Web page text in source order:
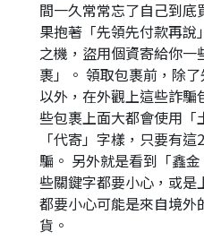
間一久常常忘了自己到
果抱著「先領先付款再
之機，盜用個資寄給你
裹」。 領取包裹前，除
以外，在外觀上這些詐
些包裹上面大都會使用
「代寄」字樣，只要有
騙。 另外就是看到「鑫
些關鍵字都要小心，或是
都要小心可能是來自境
貨。